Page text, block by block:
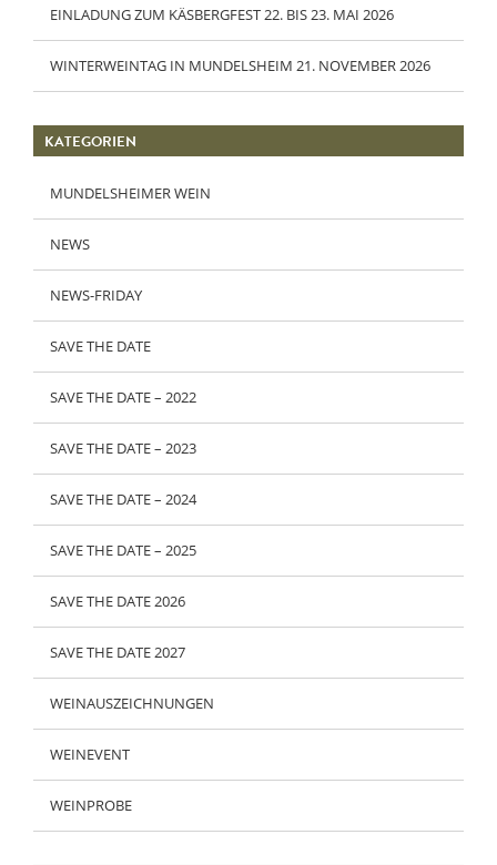
EINLADUNG ZUM KÄSBERGFEST 22. BIS 23. MAI 2026
WINTERWEINTAG IN MUNDELSHEIM 21. NOVEMBER 2026
KATEGORIEN
MUNDELSHEIMER WEIN
NEWS
NEWS-FRIDAY
SAVE THE DATE
SAVE THE DATE – 2022
SAVE THE DATE – 2023
SAVE THE DATE – 2024
SAVE THE DATE – 2025
SAVE THE DATE 2026
SAVE THE DATE 2027
WEINAUSZEICHNUNGEN
WEINEVENT
WEINPROBE